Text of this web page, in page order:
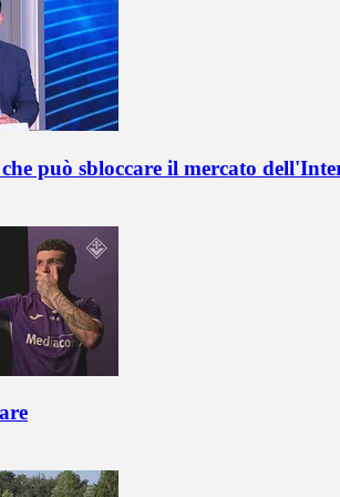
può sbloccare il mercato